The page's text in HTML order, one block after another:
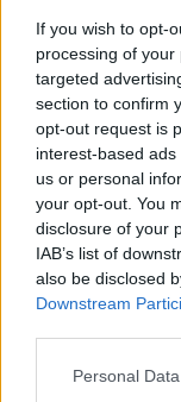
If you wish to opt-
processing of
targeted
section to confirm
opt-out request is
interest-based
us or personal
your opt-out. You
disclosure of your
IAB’s list of
also be disclosed
Downstream
Please note that
Personal
Ilaria
sul
partita